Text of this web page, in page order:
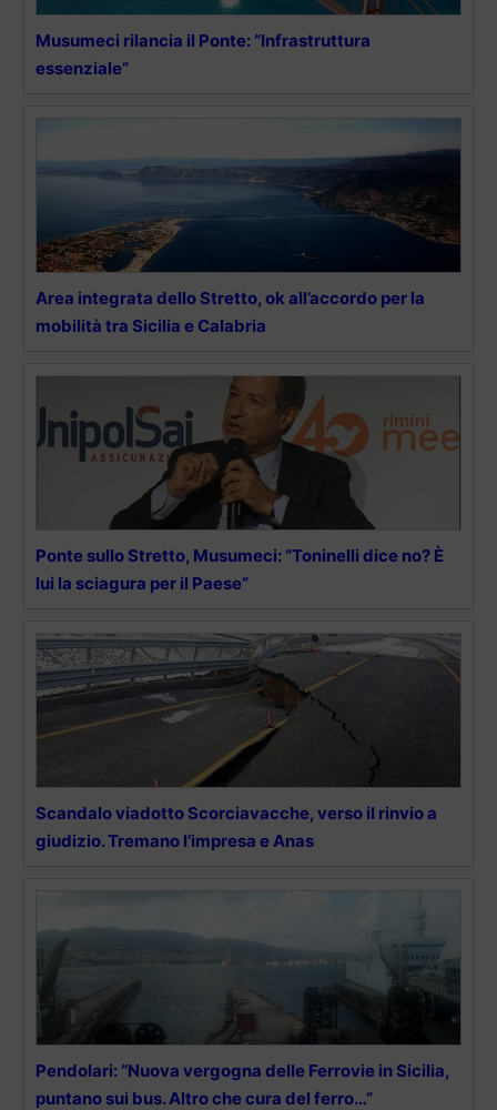
Musumeci rilancia il Ponte: “Infrastruttura
essenziale”
Area integrata dello Stretto, ok all’accordo per la
mobilità tra Sicilia e Calabria
Ponte sullo Stretto, Musumeci: “Toninelli dice no? È
lui la sciagura per il Paese”
Scandalo viadotto Scorciavacche, verso il rinvio a
giudizio. Tremano l’impresa e Anas
Pendolari: “Nuova vergogna delle Ferrovie in Sicilia,
puntano sui bus. Altro che cura del ferro…”